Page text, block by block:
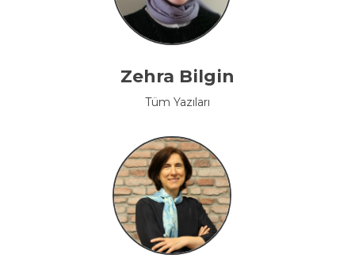
Zehra Bilgin
Tüm Yazıları